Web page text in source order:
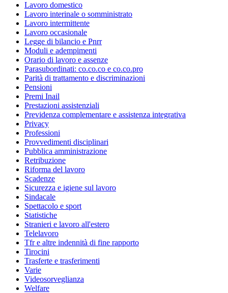
Lavoro domestico
Lavoro interinale o somministrato
Lavoro intermittente
Lavoro occasionale
Legge di bilancio e Pnrr
Moduli e adempimenti
Orario di lavoro e assenze
Parasubordinati: co.co.co e co.co.pro
Parità di trattamento e discriminazioni
Pensioni
Premi Inail
Prestazioni assistenziali
Previdenza complementare e assistenza integrativa
Privacy
Professioni
Provvedimenti disciplinari
Pubblica amministrazione
Retribuzione
Riforma del lavoro
Scadenze
Sicurezza e igiene sul lavoro
Sindacale
Spettacolo e sport
Statistiche
Stranieri e lavoro all'estero
Telelavoro
Tfr e altre indennità di fine rapporto
Tirocini
Trasferte e trasferimenti
Varie
Videosorveglianza
Welfare